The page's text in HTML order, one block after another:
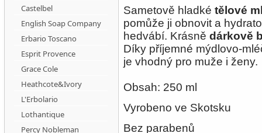
Sametově hladké tělové
pomůže ji obnovit a
hedvábí. Krásně dárkově
Díky příjemné mýdlovo-
je vhodný pro muže i ženy.
Obsah: 250 ml
Vyrobeno ve Skotsku
Bez parabenů
Castelbel
English Soap Company
Erbario Toscano
Esprit Provence
Grace Cole
Heathcote&Ivory
L'Erbolario
Lothantique
Percy Nobleman